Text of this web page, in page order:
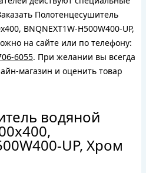
Полотенцесушитель
BNQNEXT1W-H500W400-UP,
на сайте или по телефону:
6055. При желании вы всегда
магазин и оценить товар
водяной
UP, Хром